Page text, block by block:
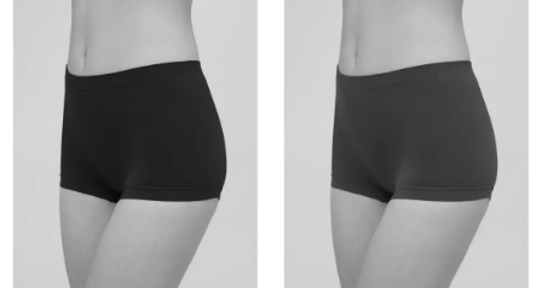
Безшовний топ з легкою
корекцією BRA
SHAPEWEAR nude
(бежевий) Giulia
489 грн.
Велосипедки з пуш-ап
ефектом безшовні
TRACKS SHAPE black
(чорний) Giulia
454 грн.